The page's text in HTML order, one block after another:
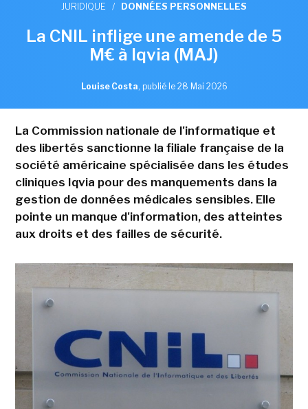
JURIDIQUE / DONNÉES PERSONNELLES
La CNIL inflige une amende de 5
M€ à Iqvia (MAJ)
Louise Costa, publié le 28 Mai 2026
La Commission nationale de l'informatique et
des libertés sanctionne la filiale française de la
société américaine spécialisée dans les études
cliniques Iqvia pour des manquements dans la
gestion de données médicales sensibles. Elle
pointe un manque d'information, des atteintes
aux droits et des failles de sécurité.